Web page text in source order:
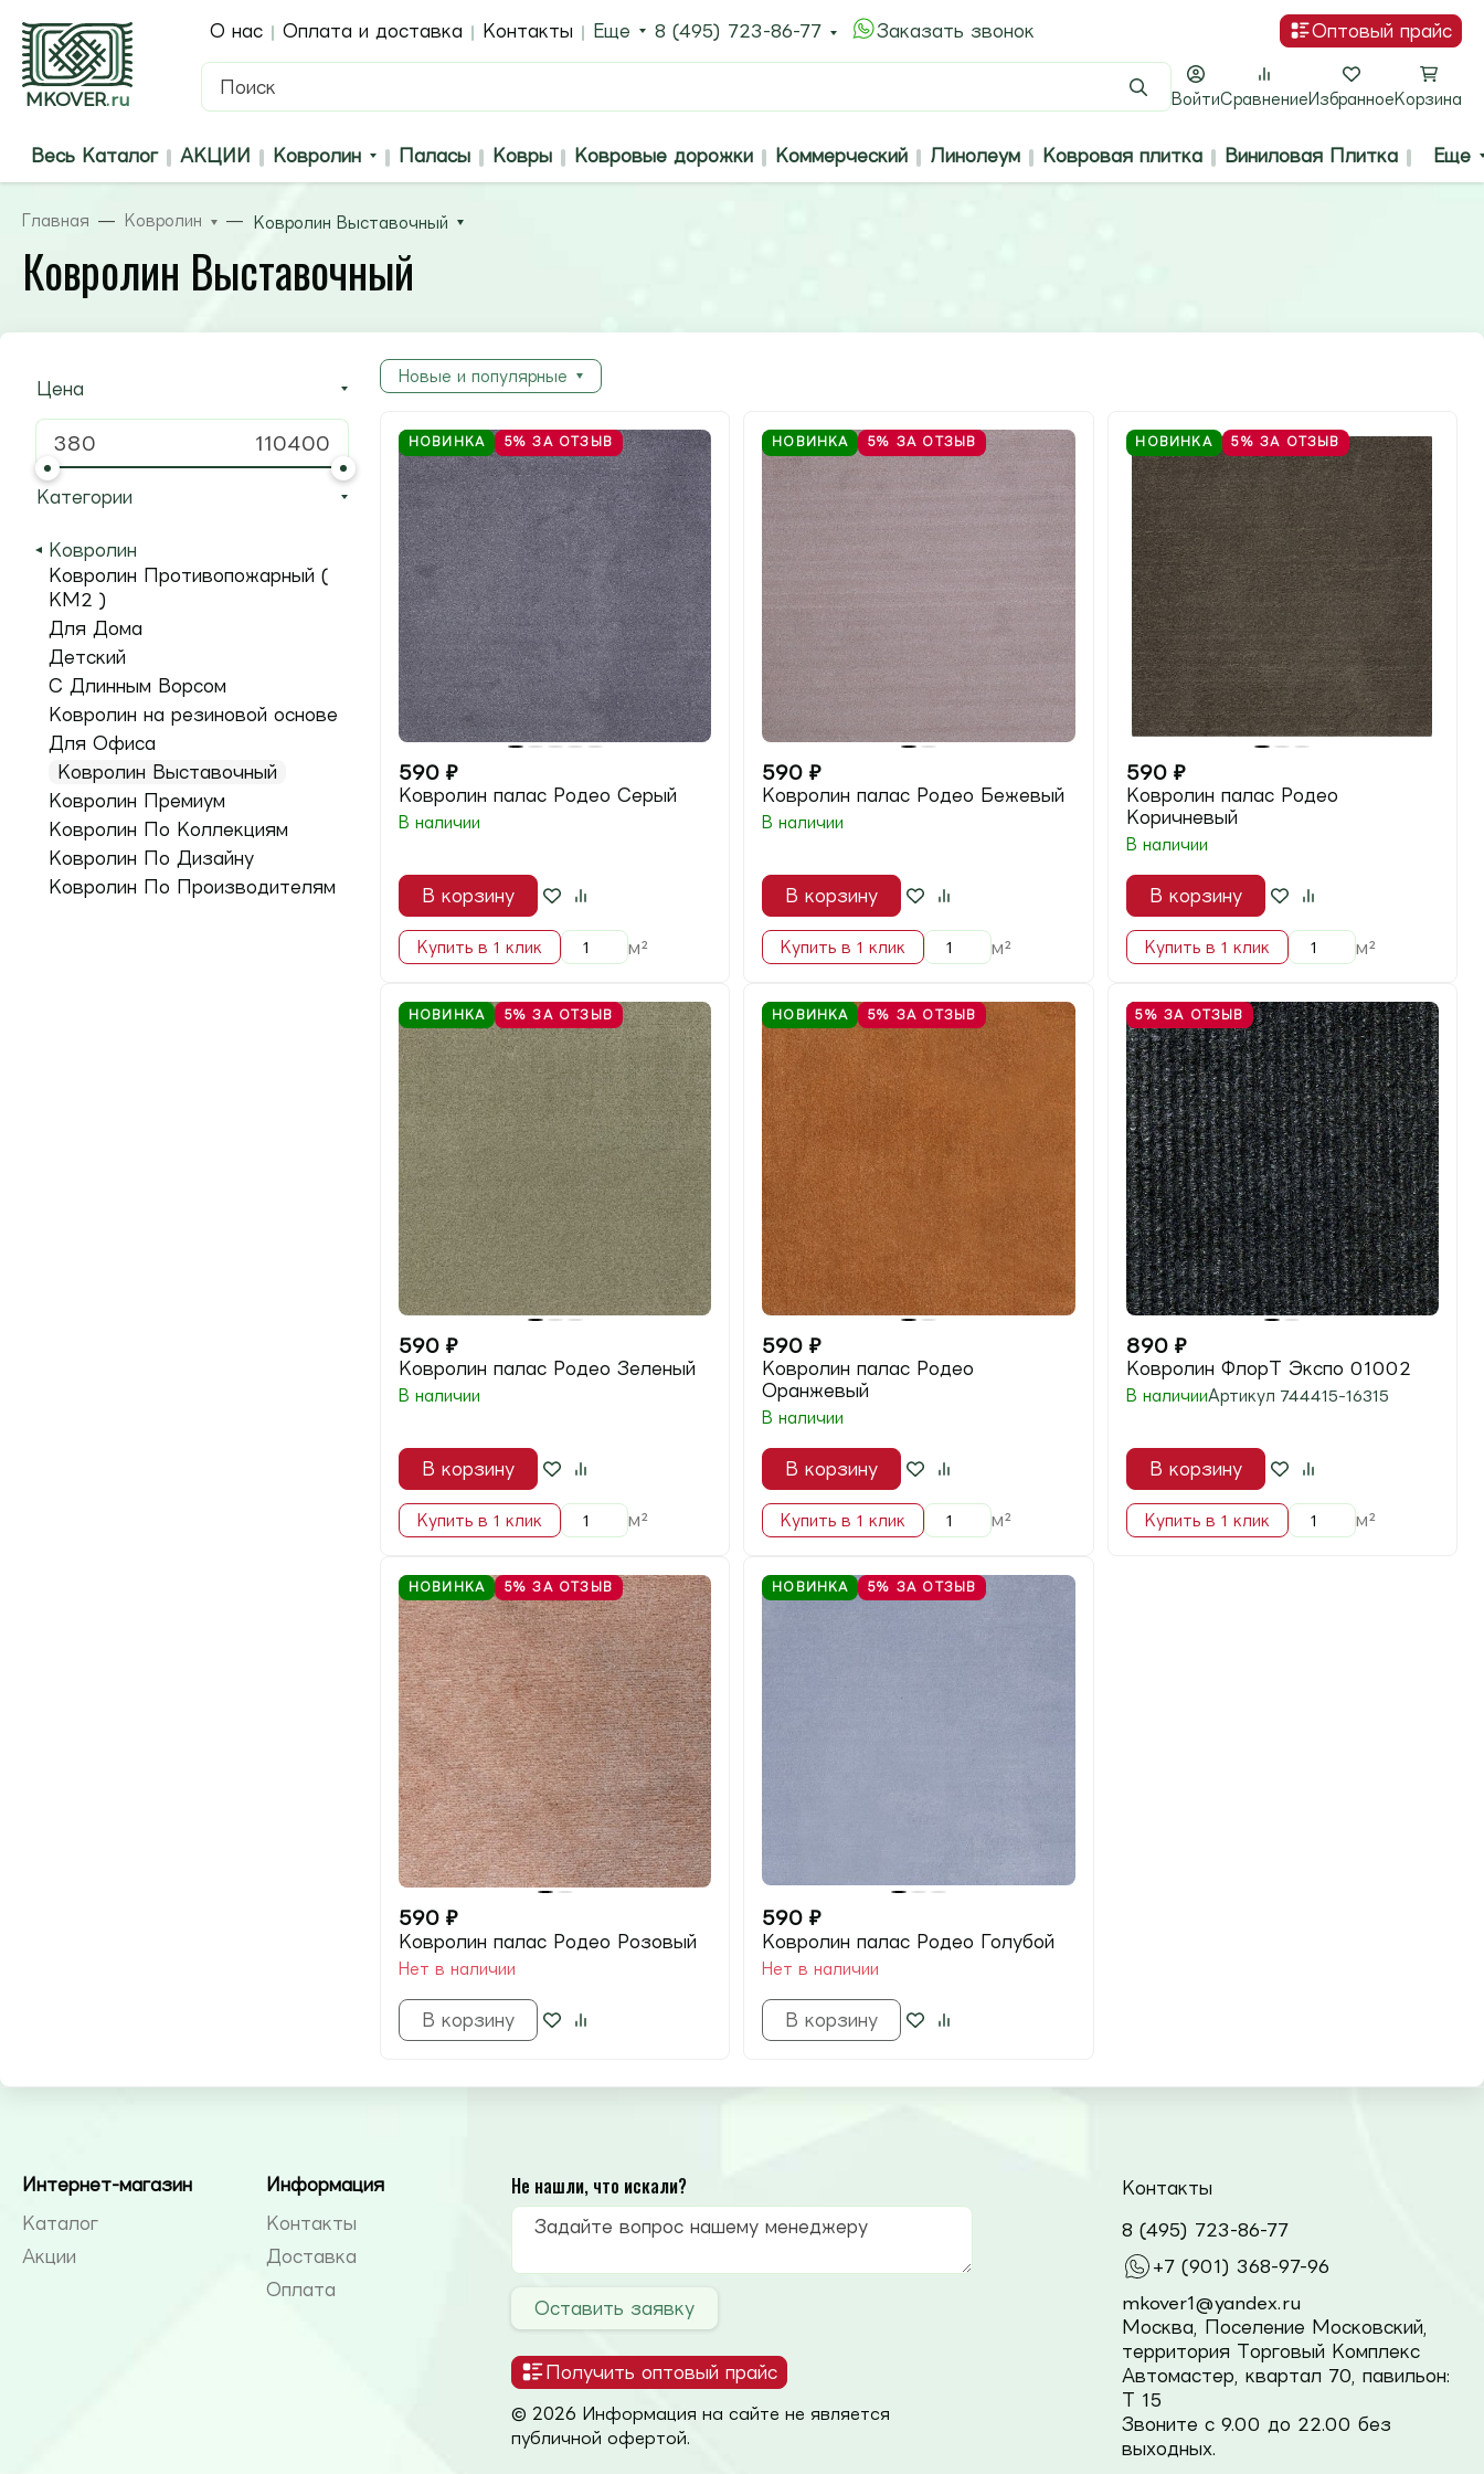
MKOVER.ru
О нас Оплата и доставка Контакты Еще 8 (495) 723-86-77 Заказать звонок Оптовый прайс
ПоискВойтиСравнение Избранное Корзина
Весь Каталог АКЦИИ Ковролин Паласы Ковры Ковровые дорожки Коммерческий Линолеум Ковровая плитка Виниловая Плитка Еще
Главная Ковролин Ковролин Выставочный
Ковролин Выставочный
Цена
Категории
Ковролин
Ковролин Противопожарный (
КМ2 )
Для Дома
Детский
С Длинным Ворсом
Ковролин на резиновой основе
Для Офиса
Ковролин Выставочный
Ковролин Премиум
Ковролин По Коллекциям
Ковролин По Дизайну
Ковролин По Производителям
Новые и популярные
НОВИНКА 5% ЗА ОТЗЫВ
590 ₽
Ковролин палас Родео Серый
В наличии
В корзину
Купить в 1 клик м²
НОВИНКА 5% ЗА ОТЗЫВ
590 ₽
Ковролин палас Родео Бежевый
В наличии
В корзину
Купить в 1 клик м²
НОВИНКА 5% ЗА ОТЗЫВ
590 ₽
Ковролин палас Родео
Коричневый
В наличии
В корзину
Купить в 1 клик м²
НОВИНКА 5% ЗА ОТЗЫВ
590 ₽
Ковролин палас Родео Зеленый
В наличии
В корзину
Купить в 1 клик м²
НОВИНКА 5% ЗА ОТЗЫВ
590 ₽
Ковролин палас Родео
Оранжевый
В наличии
В корзину
Купить в 1 клик м²
5% ЗА ОТЗЫВ
890 ₽
Ковролин ФлорТ Экспо 01002
В наличииАртикул 744415-16315
В корзину
Купить в 1 клик м²
НОВИНКА 5% ЗА ОТЗЫВ
590 ₽
Ковролин палас Родео Розовый
Нет в наличии
В корзину
НОВИНКА 5% ЗА ОТЗЫВ
590 ₽
Ковролин палас Родео Голубой
Нет в наличии
В корзину
Интернет-магазин
Каталог
Акции
Информация
Контакты
Доставка
Оплата
Не нашли, что искали?
Оставить заявку
Получить оптовый прайс
© 2026 Информация на сайте не является
публичной офертой.
Контакты
8 (495) 723-86-77
+7 (901) 368-97-96
mkover1@yandex.ru
Москва, Поселение Московский,
территория Торговый Комплекс
Автомастер, квартал 70, павильон:
Т 15
Звоните с 9.00 до 22.00 без
выходных.